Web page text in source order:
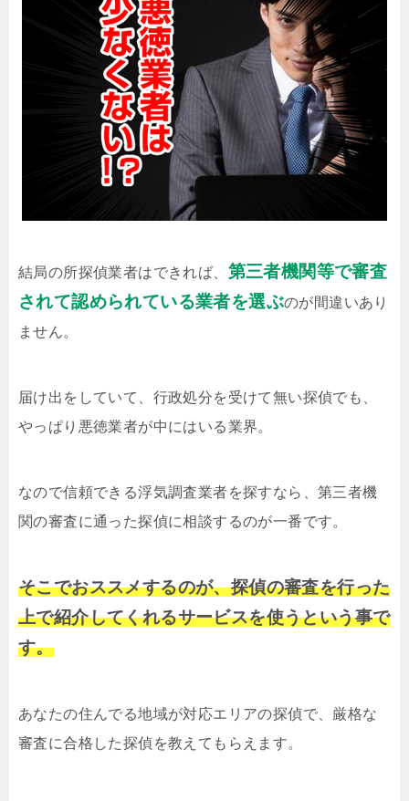
結局の所探偵業者はできれば、 第三者機関等で審査
されて認められている業者を選ぶのが間違いあり
ません。
届け出をしていて、行政処分を受けて無い探偵でも、
やっぱり悪徳業者が中にはいる業界。
なので信頼できる浮気調査業者を探すなら、第三者機
関の審査に通った探偵に相談するのが一番です。
そこでおススメするのが、探偵の審査を行った
上で紹介してくれるサービスを使うという事で
す。
あなたの住んでる地域が対応エリアの探偵で、厳格な
審査に合格した探偵を教えてもらえます。